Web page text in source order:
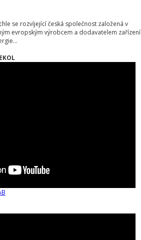
se rozvíjející česká společnost založená v
evropským výrobcem a dodavatelem zařízení